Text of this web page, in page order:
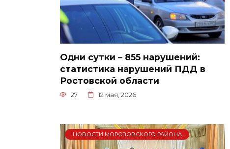
Одни сутки – 855 нарушений:
статистика нарушений ПДД в
Ростовской области
27 12 мая, 2026
НОВОСТИ МОРОЗОВСКОГО РАЙОНА